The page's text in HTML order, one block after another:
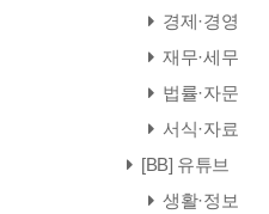
경제·경영
재무·세무
법률·자문
서식·자료
[BB] 유튜브
생활·정보